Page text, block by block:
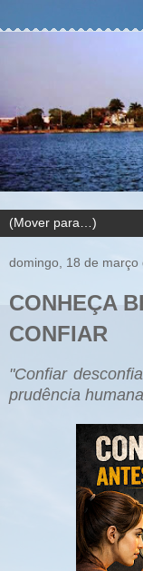
domingo, 18 de março
CONHEÇA
CONFIAR
"Confiar
prudência